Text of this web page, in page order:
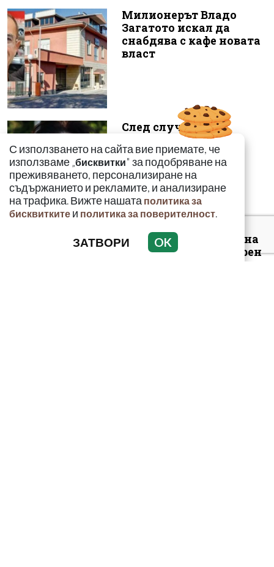
Милионерът Владо
Загатото искал да
снабдява с кафе новата
власт
След случая с
родилката от Варна:
Още едно семейство
разказа за бремен...
Луксозният майбах на
Митьо Очите опожарен
заради балони с райски
С използването на сайта вие приемате, че
използваме „бисквитки" за подобряване на
преживяването, персонализиране на
съдържанието и рекламите, и анализиране
на трафика. Вижте нашата политика за
бисквитките и политика за поверителност.
ЗАТВОРИ OK